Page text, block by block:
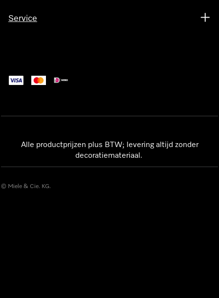
Service
Alle productprijzen plus BTW; levering altijd zonder
decoratiemateriaal.
© Miele & Cie. KG.